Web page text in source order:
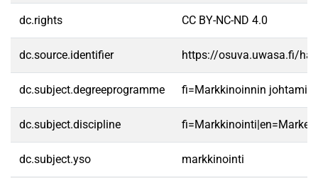
dc.rights CC BY-NC-ND 4.0
dc.source.identifier https://osuva.uwasa.fi/
dc.subject.degreeprogramme fi=Markkinoinnin
dc.subject.discipline
dc.subject.yso markkinointi